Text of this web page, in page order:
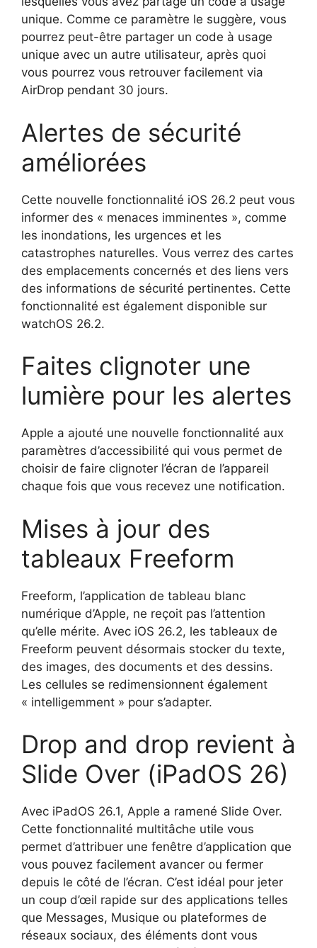
unique. Comme ce paramètre le suggère, vous
pourrez peut-être partager un code à usage
unique avec un autre utilisateur, après quoi
vous pourrez vous retrouver facilement via
AirDrop pendant 30 jours.
Alertes de sécurité
améliorées
Cette nouvelle fonctionnalité iOS 26.2 peut vous
informer des « menaces imminentes », comme
les inondations, les urgences et les
catastrophes naturelles. Vous verrez des cartes
des emplacements concernés et des liens vers
des informations de sécurité pertinentes. Cette
fonctionnalité est également disponible sur
watchOS 26.2.
Faites clignoter une
lumière pour les alertes
Apple a ajouté une nouvelle fonctionnalité aux
paramètres d’accessibilité qui vous permet de
choisir de faire clignoter l’écran de l’appareil
chaque fois que vous recevez une notification.
Mises à jour des
tableaux Freeform
Freeform, l’application de tableau blanc
numérique d’Apple, ne reçoit pas l’attention
qu’elle mérite. Avec iOS 26.2, les tableaux de
Freeform peuvent désormais stocker du texte,
des images, des documents et des dessins.
Les cellules se redimensionnent également
« intelligemment » pour s’adapter.
Drop and drop revient à
Slide Over (iPadOS 26)
Avec iPadOS 26.1, Apple a ramené Slide Over.
Cette fonctionnalité multitâche utile vous
permet d’attribuer une fenêtre d’application que
vous pouvez facilement avancer ou fermer
depuis le côté de l’écran. C’est idéal pour jeter
un coup d’œil rapide sur des applications telles
que Messages, Musique ou plateformes de
réseaux sociaux, des éléments dont vous